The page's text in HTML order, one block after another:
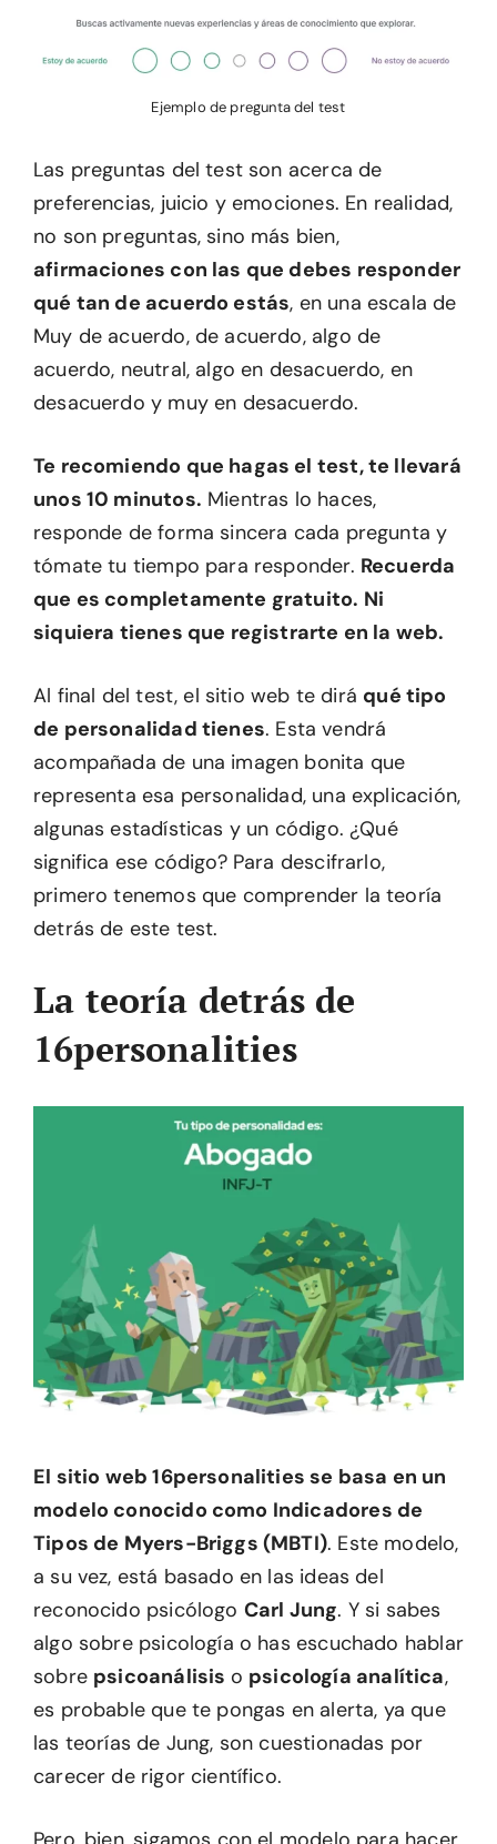
Ejemplo de pregunta del test
Las preguntas del test son acerca de
preferencias, juicio y emociones. En realidad,
no son preguntas, sino más bien,
afirmaciones con las que debes responder
qué tan de acuerdo estás, en una escala de
Muy de acuerdo, de acuerdo, algo de
acuerdo, neutral, algo en desacuerdo, en
desacuerdo y muy en desacuerdo.
Te recomiendo que hagas el test, te llevará
unos 10 minutos. Mientras lo haces,
responde de forma sincera cada pregunta y
tómate tu tiempo para responder. Recuerda
que es completamente gratuito. Ni
siquiera tienes que registrarte en la web.
Al final del test, el sitio web te dirá qué tipo
de personalidad tienes. Esta vendrá
acompañada de una imagen bonita que
representa esa personalidad, una explicación,
algunas estadísticas y un código. ¿Qué
significa ese código? Para descifrarlo,
primero tenemos que comprender la teoría
detrás de este test.
La teoría detrás de
16personalities
El sitio web 16personalities se basa en un
modelo conocido como Indicadores de
Tipos de Myers-Briggs (MBTI). Este modelo,
a su vez, está basado en las ideas del
reconocido psicólogo Carl Jung. Y si sabes
algo sobre psicología o has escuchado hablar
sobre psicoanálisis o psicología analítica,
es probable que te pongas en alerta, ya que
las teorías de Jung, son cuestionadas por
carecer de rigor científico.